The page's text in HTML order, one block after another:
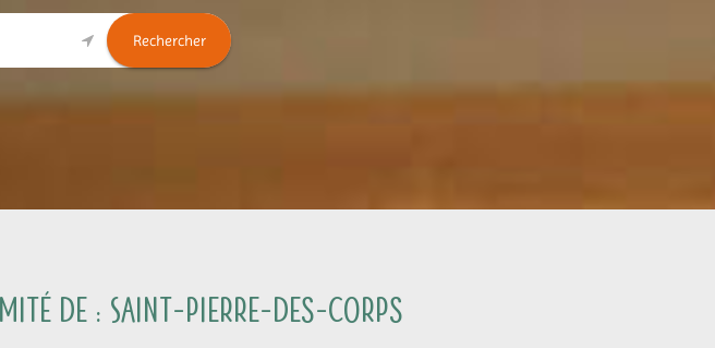
Rechercher
de : Saint-Pierre-des-Corps